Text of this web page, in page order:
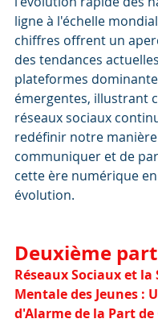
ligne à l'échelle
chiffres offrent un
des tendances
plateformes
émergentes, illustrant
réseaux sociaux
redéfinir notre
communiquer et de
cette ère numérique
évolution.
Deuxième
Réseaux Sociaux et la
Mentale des Jeunes :
d'Alarme de la Part